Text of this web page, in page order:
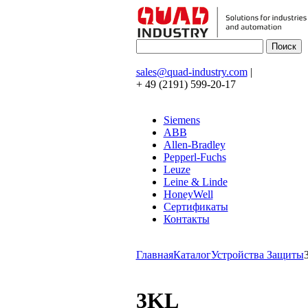
sales@quad-industry.com|
+ 49 (2191) 599-20-17
Siemens
ABB
Allen-Bradley
Pepperl-Fuchs
Leuze
Leine & Linde
HoneyWell
Сертификаты
Контакты
ГлавнаяКаталогУстройства Защиты
3KL